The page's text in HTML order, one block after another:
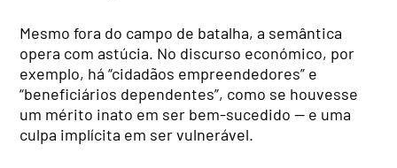
Mesmo fora do campo de batalha, a semântica
opera com astúcia. No discurso económico, por
exemplo, há “cidadãos empreendedores” e
“beneficiários dependentes”, como se houvesse
um mérito inato em ser bem-sucedido — e uma
culpa implícita em ser vulnerável.